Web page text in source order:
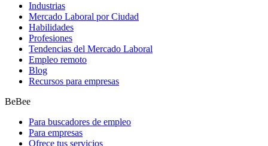
Industrias
Mercado Laboral por Ciudad
Habilidades
Profesiones
Tendencias del Mercado Laboral
Empleo remoto
Blog
Recursos para empresas
BeBee
Para buscadores de empleo
Para empresas
Ofrece tus servicios